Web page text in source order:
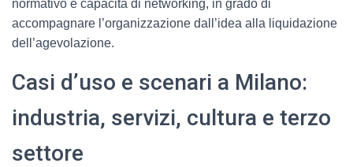
normativo e capacità di networking, in grado di
accompagnare l’organizzazione dall’idea alla liquidazione
dell’agevolazione.
Casi d’uso e scenari a Milano:
industria, servizi, cultura e terzo
settore